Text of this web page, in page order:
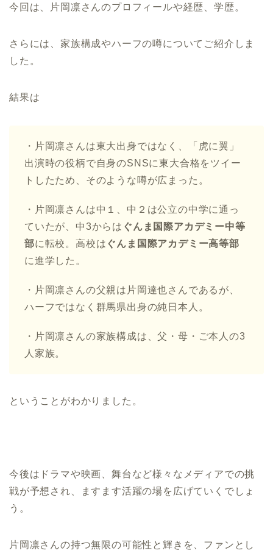
今回は、片岡凛さんのプロフィールや経歴、学歴。
さらには、家族構成やハーフの噂についてご紹介しま
した。
結果は
・片岡凛さんは東大出身ではなく、「虎に翼」
出演時の役柄で自身のSNSに東大合格をツイー
トしたため、そのような噂が広まった。
・片岡凛さんは中１、中２は公立の中学に通っ
ていたが、中3からは ぐんま国際アカデミー中等
部に転校。高校は ぐんま国際アカデミー高等部
に進学した。
・片岡凛さんの父親は片岡達也さんであるが、
ハーフではなく群馬県出身の純日本人。
・片岡凛さんの家族構成は、父・母・ご本人の3
人家族。
ということがわかりました。
今後はドラマや映画、舞台など様々なメディアでの挑
戦が予想され、ますます活躍の場を広げていくでしょ
う。
片岡凛さんの持つ無限の可能性と輝きを、ファンとし